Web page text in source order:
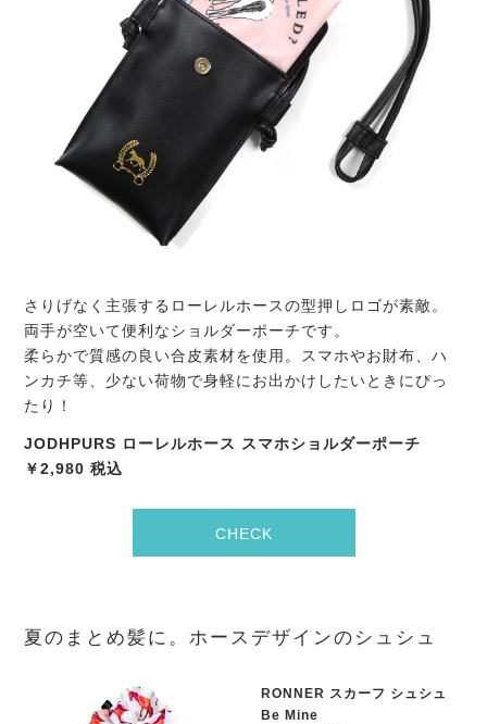
さりげなく主張するローレルホースの型押しロゴが素敵。
両手が空いて便利なショルダーポーチです。
柔らかで質感の良い合皮素材を使用。スマホやお財布、ハ
ンカチ等、少ない荷物で身軽にお出かけしたいときにぴっ
たり！
JODHPURS ローレルホース スマホショルダーポーチ
￥2,980 税込
CHECK
夏のまとめ髪に。ホースデザインのシュシュ
RONNER スカーフ シュシュ
Be Mine